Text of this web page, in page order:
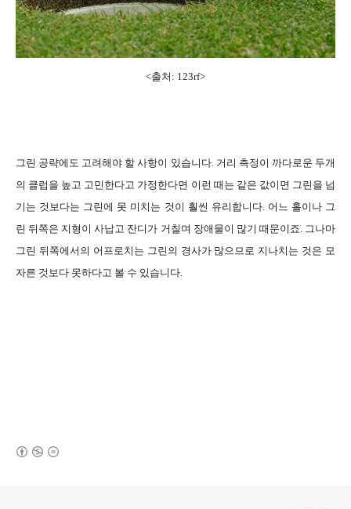
<출처: 123rf>
그린 공략에도 고려해야 할 사항이 있습니다. 거리 측정이 까다로운 두개
의 클럽을 높고 고민한다고 가정한다면 이런 때는 같은 값이면 그린을 넘
기는 것보다는 그린에 못 미치는 것이 훨씬 유리합니다. 어느 홀이나 그
린 뒤쪽은 지형이 사납고 잔디가 거칠며 장애물이 많기 때문이죠. 그나마
그린 뒤쪽에서의 어프로치는 그린의 경사가 많으므로 지나치는 것은 모
자른 것보다 못하다고 볼 수 있습니다.